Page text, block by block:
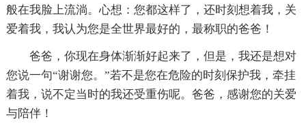
般在我脸上流淌。心想：您都这样了，还时刻想着我，关
爱着我，我认为您是全世界最好的，最称职的爸爸！
爸爸，你现在身体渐渐好起来了，但是，我还是想对
您说一句“谢谢您。”若不是您在危险的时刻保护我，牵挂
着我，说不定当时的我还受重伤呢。爸爸，感谢您的关爱
与陪伴！